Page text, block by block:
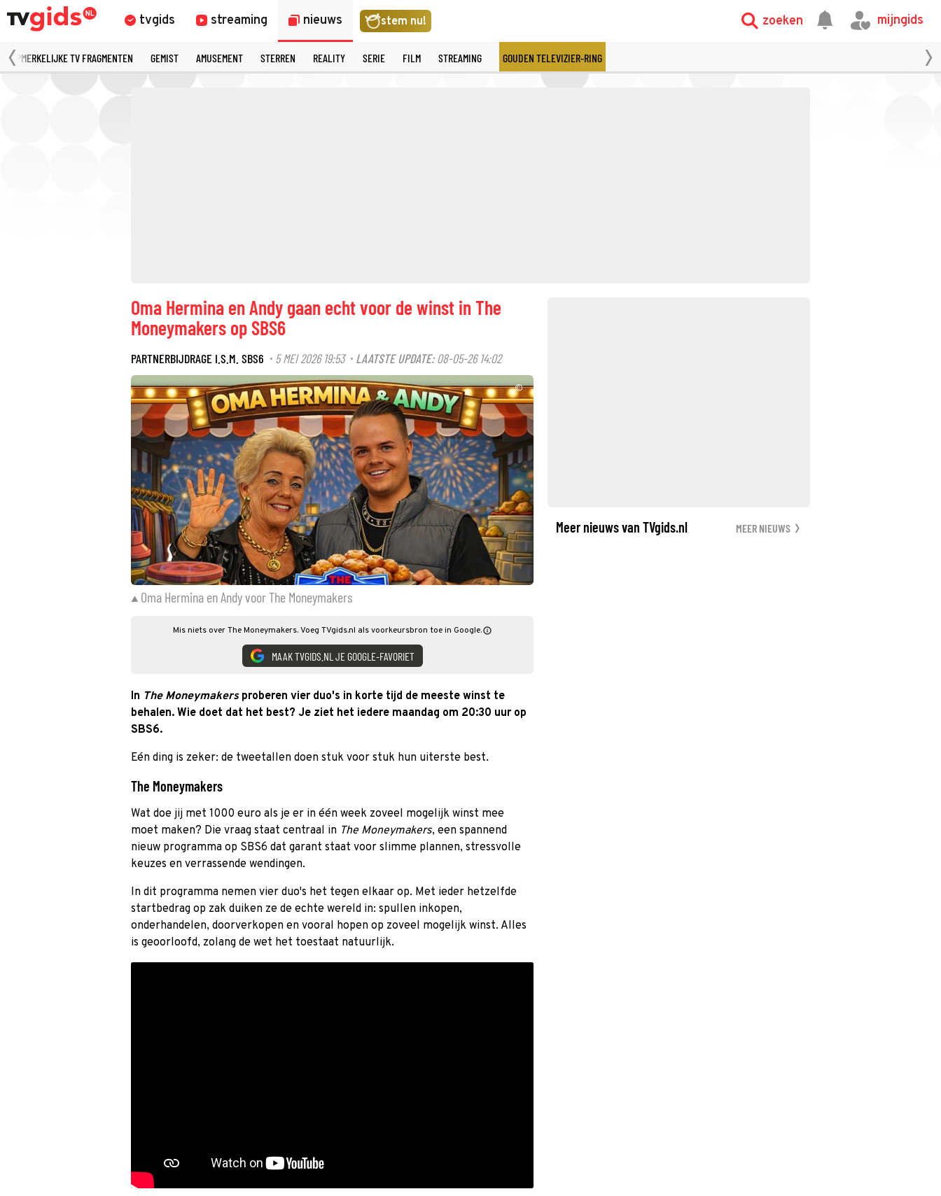
tvgids streaming nieuws stem nu! zoeken mijngids
OPMERKELIJKE TV FRAGMENTEN GEMIST AMUSEMENT STERREN REALITY SERIE FILM STREAMING GOUDEN TELEVIZIER-RING
Oma Hermina en Andy gaan echt voor de winst in The
Moneymakers op SBS6
PARTNERBIJDRAGE I.S.M. SBS6 · 5 MEI 2026 19:53· LAATSTE UPDATE: 08-05-26 14:02
©
Oma Hermina en Andy voor The Moneymakers
Mis niets over The Moneymakers. Voeg TVgids.nl als voorkeursbron toe in Google.
MAAK TVGIDS.NL JE GOOGLE-FAVORIET
In The Moneymakersproberen vier duo's in korte tijd de meeste winst te
behalen. Wie doet dat het best? Je ziet het iedere maandag om 20:30 uur op
SBS6.
Eén ding is zeker: de tweetallen doen stuk voor stuk hun uiterste best.
The Moneymakers
Wat doe jij met 1000 euro als je er in één week zoveel mogelijk winst mee
moet maken? Die vraag staat centraal in The Moneymakers, een spannend
nieuw programma op SBS6 dat garant staat voor slimme plannen, stressvolle
keuzes en verrassende wendingen.
In dit programma nemen vier duo's het tegen elkaar op. Met ieder hetzelfde
startbedrag op zak duiken ze de echte wereld in: spullen inkopen,
onderhandelen, doorverkopen en vooral hopen op zoveel mogelijk winst. Alles
is geoorloofd, zolang de wet het toestaat natuurlijk.
Meer nieuws van TVgids.nl MEER NIEUWS